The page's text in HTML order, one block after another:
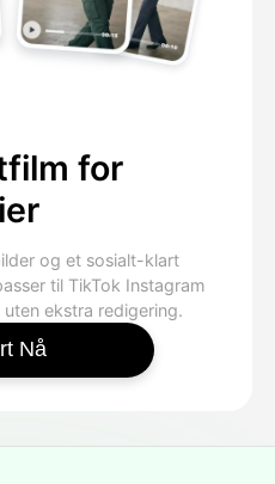
for
og et sosialt-klart
til TikTok Instagram
uten ekstra redigering.
Nå